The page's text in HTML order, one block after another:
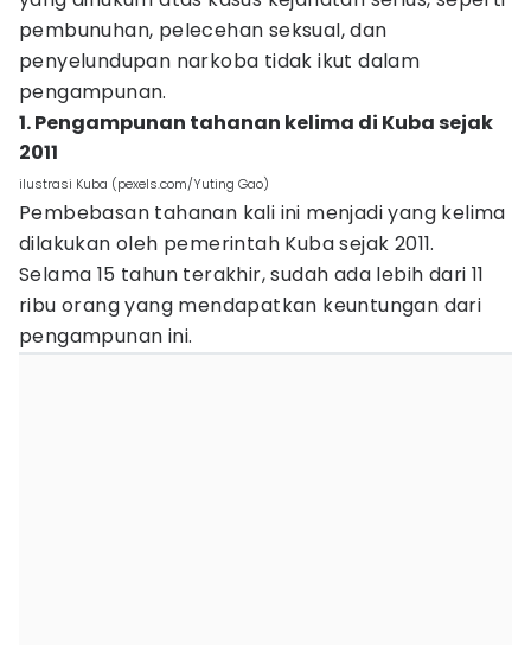
pembunuhan, pelecehan seksual, dan
penyelundupan narkoba tidak ikut dalam
pengampunan.
1. Pengampunan tahanan kelima di Kuba sejak
2011
ilustrasi Kuba (pexels.com/Yuting Gao)
Pembebasan tahanan kali ini menjadi yang kelima
dilakukan oleh pemerintah Kuba sejak 2011.
Selama 15 tahun terakhir, sudah ada lebih dari 11
ribu orang yang mendapatkan keuntungan dari
pengampunan ini.